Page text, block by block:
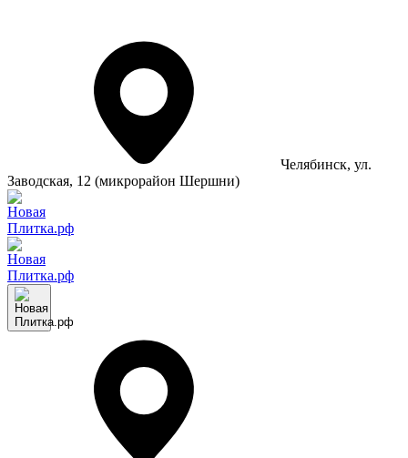
Челябинск, ул.
Заводская, 12 (микрорайон Шершни)